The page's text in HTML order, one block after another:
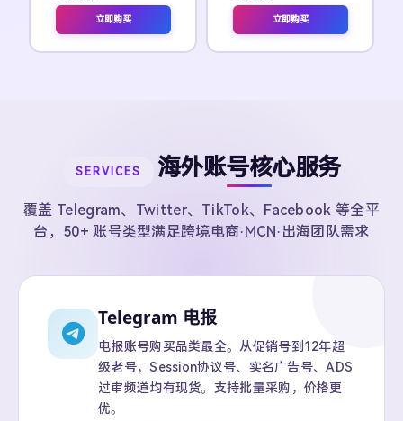
立即购买 立即购买
SERVICES 海外账号核心服务
覆盖 Telegram、Twitter、TikTok、Facebook 等全平
台，50+ 账号类型满足跨境电商·MCN·出海团队需求
Telegram 电报
电报账号购买品类最全。从促销号到12年超
级老号，Session协议号、实名广告号、ADS
过审频道均有现货。支持批量采购，价格更
优。